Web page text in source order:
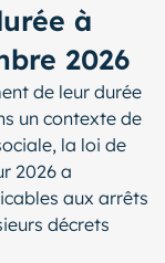
à
2026
de leur durée
un contexte de
la loi de
2026 a
aux arrêts
décrets